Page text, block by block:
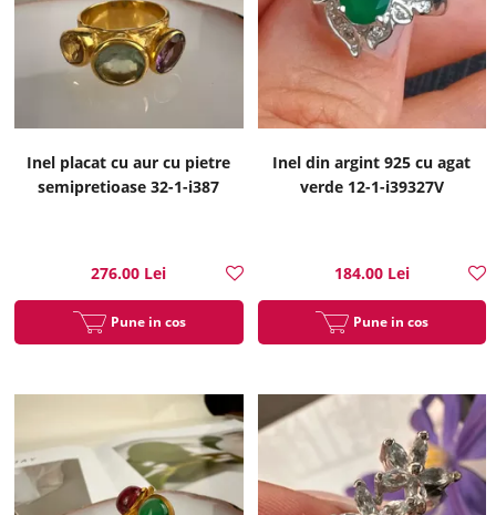
Inel placat cu aur cu pietre
semipretioase 32-1-i387
276.00 Lei
Pune in cos
Inel din argint 925 cu agat
verde 12-1-i39327V
184.00 Lei
Pune in cos